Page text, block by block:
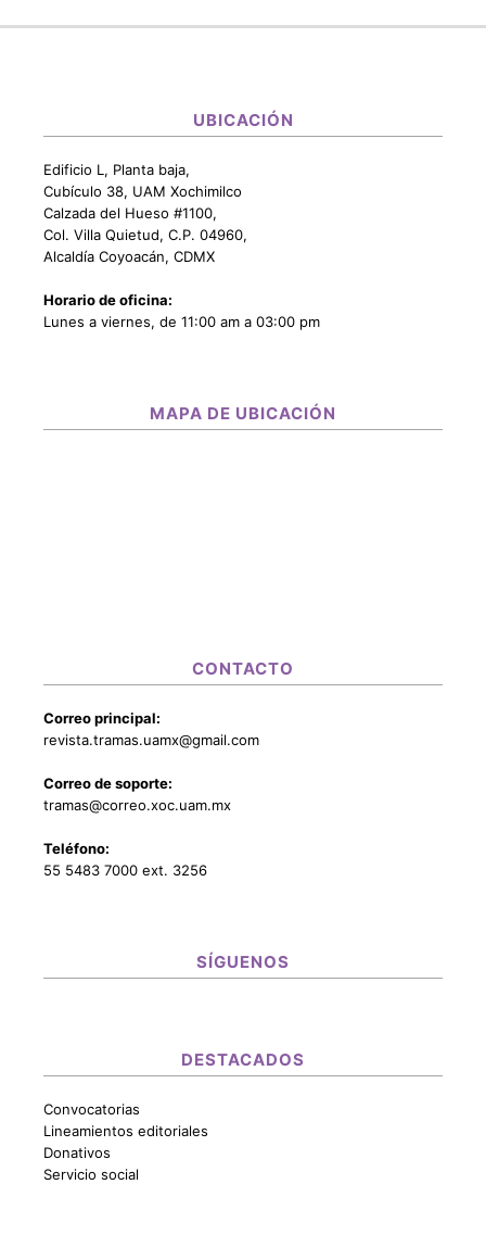
UBICACIÓN
Edificio L, Planta baja,
Cubículo 38, UAM Xochimilco
Calzada del Hueso #1100,
Col. Villa Quietud, C.P. 04960,
Alcaldía Coyoacán, CDMX
Horario de oficina:
Lunes a viernes, de 11:00 am a 03:00 pm
MAPA DE UBICACIÓN
CONTACTO
Correo principal:
revista.tramas.uamx@gmail.com
Correo de soporte:
tramas@correo.xoc.uam.mx
Teléfono:
55 5483 7000 ext. 3256
SÍGUENOS
DESTACADOS
Convocatorias
Lineamientos editoriales
Donativos
Servicio social